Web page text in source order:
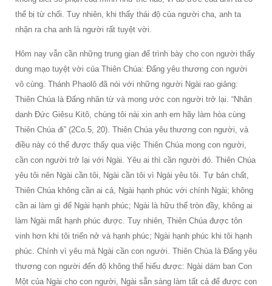
thể bị từ chối. Tuy nhiên, khi thấy thái độ của người cha, anh ta
nhận ra cha anh là người rất tuyệt vời.
Hôm nay vẫn cần những trung gian để trình bày cho con người thấy
dung mạo tuyệt vời của Thiên Chúa: Đấng yêu thương con người
vô cùng. Thánh Phaolô đã nói với những người Ngài rao giảng:
Thiên Chúa là Đấng nhân từ và mong ước con người trở lại. “Nhân
danh Đức Giêsu Kitô, chúng tôi nài xin anh em hãy làm hòa cùng
Thiên Chúa đi” (2Co.5, 20). Thiên Chúa yêu thương con người, và
điều này có thể được thấy qua việc Thiên Chúa mong con người,
cần con người trở lại với Ngài. Yêu ai thì cần người đó. Thiên Chúa
yêu tôi nên Ngài cần tôi, Ngài cần tôi vì Ngài yêu tôi. Tự bản chất,
Thiên Chúa không cần ai cả, Ngài hạnh phúc với chính Ngài; không
cần ai làm gì để Ngài hạnh phúc; Ngài là hữu thể tròn đầy, không ai
làm Ngài mất hạnh phúc được. Tuy nhiên, Thiên Chúa được tôn
vinh hơn khi tôi triển nở và hạnh phúc; Ngài hạnh phúc khi tôi hạnh
phúc. Chính vì yêu mà Ngài cần con người. Thiên Chúa là Đấng yêu
thương con người đến độ không thể hiểu được: Ngài dám ban Con
Một của Ngài cho con người, Ngài sẵn sàng làm tất cả để được con